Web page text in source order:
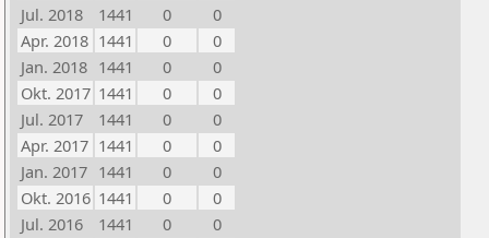
Jul. 2018
1441 0
0
Apr. 2018 1441 0
0
Jan. 2018 1441 0
0
Okt. 2017 1441 0
0
Jul. 2017
1441 0
0
Apr. 2017 1441 0
0
Jan. 2017 1441 0
0
Okt. 2016 1441 0
0
Jul. 2016
1441 0
0